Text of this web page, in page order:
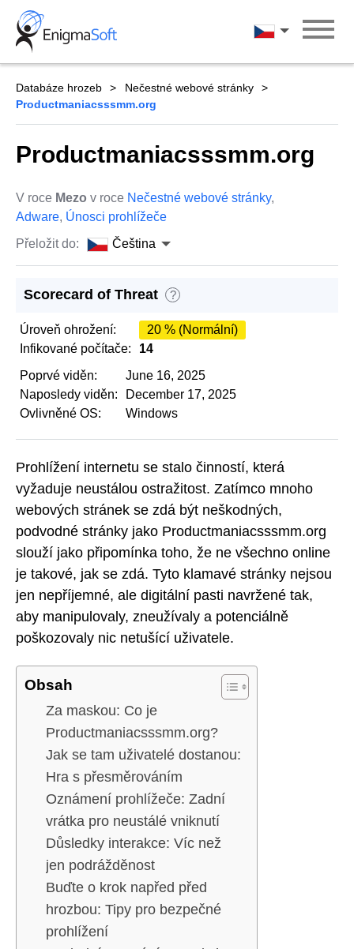
Skip
content
Čeština
Databáze hrozeb
Nečestné webové stránky
Productmaniacsssmm.org
Productmaniacsssmm.org
V roce Mezo v roce Nečestné webové stránky,
Adware, Únosci prohlížeče
Přeložit do:
Čeština
Scorecard of Threat ?
Úroveň ohrožení:
20 % (Normální)
Infikované počítače:
14
Poprvé viděn:
June 16, 2025
Naposledy viděn:
December 17, 2025
Ovlivněné OS:
Windows
Prohlížení internetu se stalo činností, která
vyžaduje neustálou ostražitost. Zatímco mnoho
webových stránek se zdá být neškodných,
podvodné stránky jako Productmaniacsssmm.org
slouží jako připomínka toho, že ne všechno online
je takové, jak se zdá. Tyto klamavé stránky nejsou
jen nepříjemné, ale digitální pasti navržené tak,
aby manipulovaly, zneužívaly a potenciálně
poškozovaly nic netušící uživatele.
Obsah
Za maskou: Co je
Productmaniacsssmm.org?
Jak se tam uživatelé dostanou:
Hra s přesměrováním
Oznámení prohlížeče: Zadní
vrátka pro neustálé vniknutí
Důsledky interakce: Víc než
jen podrážděnost
Buďte o krok napřed před
hrozbou: Tipy pro bezpečné
prohlížení